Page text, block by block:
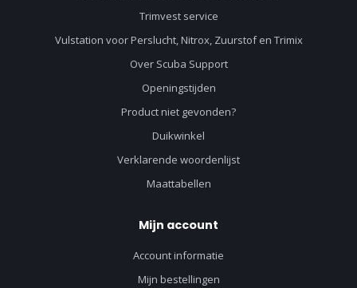
Trimvest service
Vulstation voor Perslucht, Nitrox, Zuurstof en Trimix
Over Scuba Support
Openingstijden
Product niet gevonden?
Duikwinkel
Verklarende woordenlijst
Maattabellen
Mijn account
Account informatie
Mijn bestellingen